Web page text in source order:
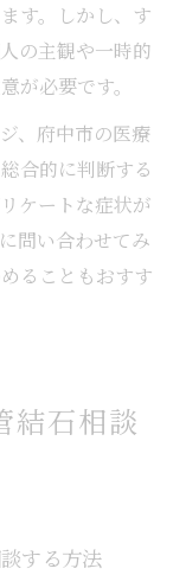
す。しかし、す
の主観や一時的
が必要です。
、府中市の医療
合的に判断する
ケートな症状が
問い合わせてみ
ることもおすす
結石相談
する方法